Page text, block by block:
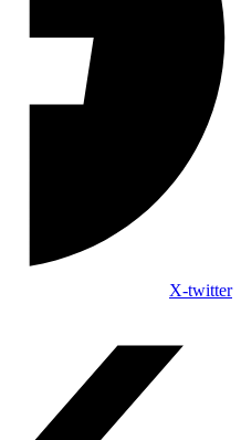
X-twitter